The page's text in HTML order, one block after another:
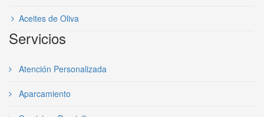
Aceites de Oliva
Servicios
Atención Personalizada
Aparcamiento